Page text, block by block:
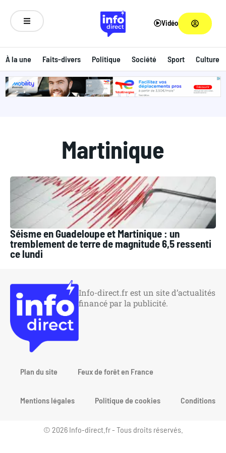
Vidéo
À la une Faits-divers Politique Société Sport Culture
ANNONCE
Martinique
Séisme en Guadeloupe et Martinique : un
tremblement de terre de magnitude 6,5 ressenti
ce lundi
Info-direct.fr est un site d’actualités
financé par la publicité.
Plan du site Feux de forêt en France
Mentions légales Politique de cookies Conditions
© 2026 Info-direct.fr - Tous droits réservés.